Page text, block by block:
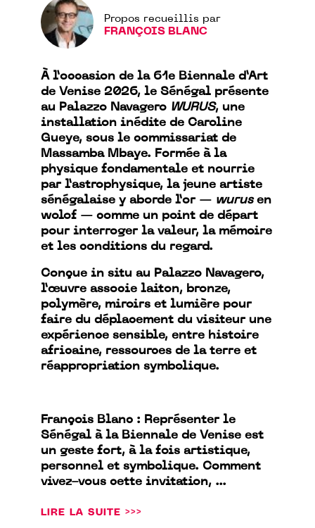
Propos recueillis par
FRANÇOIS BLANC
À l’occasion de la 61e Biennale d’Art
de Venise 2026, le Sénégal présente
au Palazzo Navagero WURUS, une
installation inédite de Caroline
Gueye, sous le commissariat de
Massamba Mbaye. Formée à la
physique fondamentale et nourrie
par l’astrophysique, la jeune artiste
sénégalaise y aborde l’or — wurusen
wolof — comme un point de départ
pour interroger la valeur, la mémoire
et les conditions du regard.
Conçue in situ au Palazzo Navagero,
l’œuvre associe laiton, bronze,
polymère, miroirs et lumière pour
faire du déplacement du visiteur une
expérience sensible, entre histoire
africaine, ressources de la terre et
réappropriation symbolique.
François Blanc : Représenter le
Sénégal à la Biennale de Venise est
un geste fort, à la fois artistique,
personnel et symbolique. Comment
vivez-vous cette invitation, ...
LIRE LA SUITE >>>